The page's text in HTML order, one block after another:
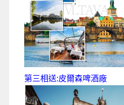
第三相送:皮爾森啤酒廠